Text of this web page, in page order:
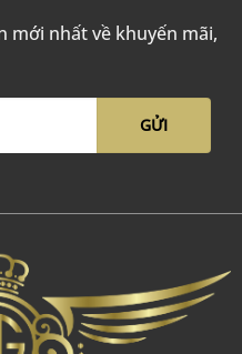
mới nhất về khuyến mãi,